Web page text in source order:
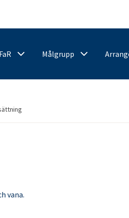
Målgrupp
vana.